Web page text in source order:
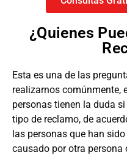
¿Quienes
Esta es una de las
realizarnos comúnmente,
personas tienen la duda
tipo de reclamo, de
las personas que han
causado por otra